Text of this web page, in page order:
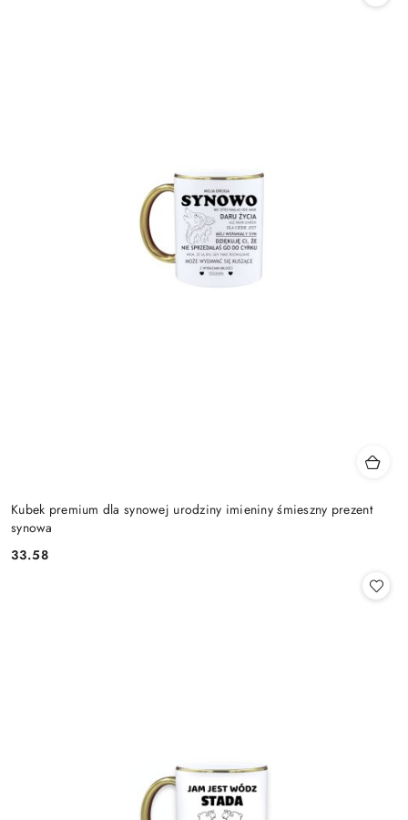
Kubek premium dla synowej urodziny imieniny śmieszny prezent
synowa
Cena:
33.58